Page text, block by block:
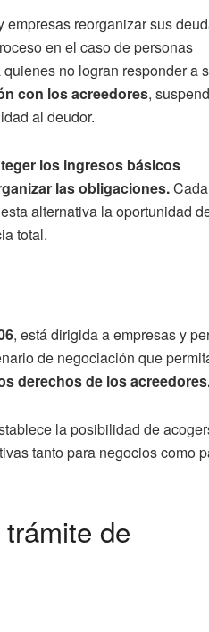
reorganizar sus
en el caso de personas
no logran responder a
con los acreedores,
al deudor.
los ingresos básicos
las obligaciones.
alternativa la oportunidad
total.
, está dirigida a empresas y
de negociación que
derechos de los
la posibilidad de
tanto para negocios como
de